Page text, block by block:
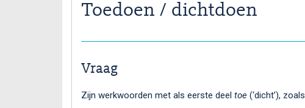
Toedoen / dichtdoen
Vraag
Zijn werkwoorden met als eerste deel toe (‘dicht’), zoals